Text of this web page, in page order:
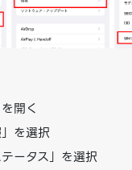
開く
を選択
ータス」を選択